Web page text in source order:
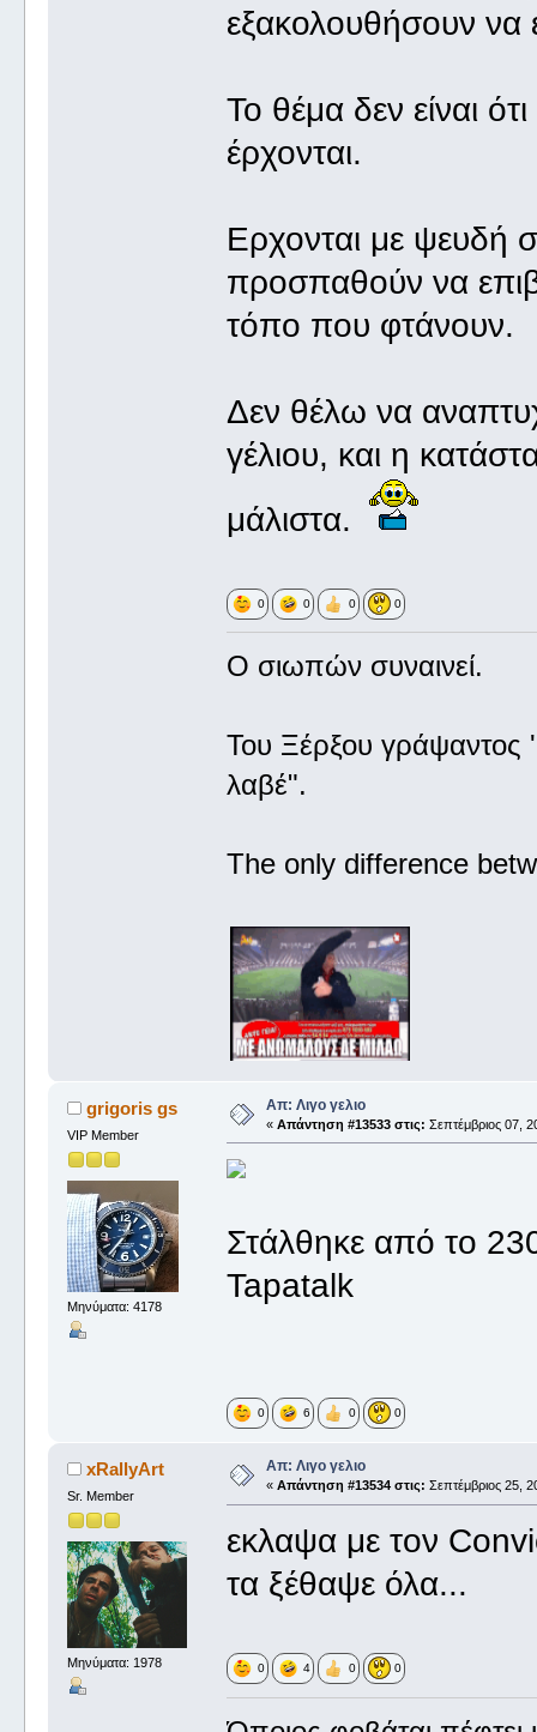
εξακολουθήσουν να
Το θέμα δεν είναι
έρχονται.
Ερχονται με ψευδή
προσπαθούν να
τόπο που φτάνουν.
Δεν θέλω να
γέλιου, και η
μάλιστα.
0 0 0 0
Ο σιωπών συναινεί.
Του Ξέρξου
λαβέ".
The only difference
grigoris gs
VIP Member
Μηνύματα: 4178
Απ: Λιγο γελιο
« Απάντηση #13533 στις: Σεπτέμβριος 07,
Στάλθηκε από το
Tapatalk
0 6 0 0
xRallyArt
Sr. Member
Μηνύματα: 1978
Απ: Λιγο γελιο
« Απάντηση #13534 στις: Σεπτέμβριος 25,
εκλαψα με τον
τα ξέθαψε όλα...
0 4 0 0